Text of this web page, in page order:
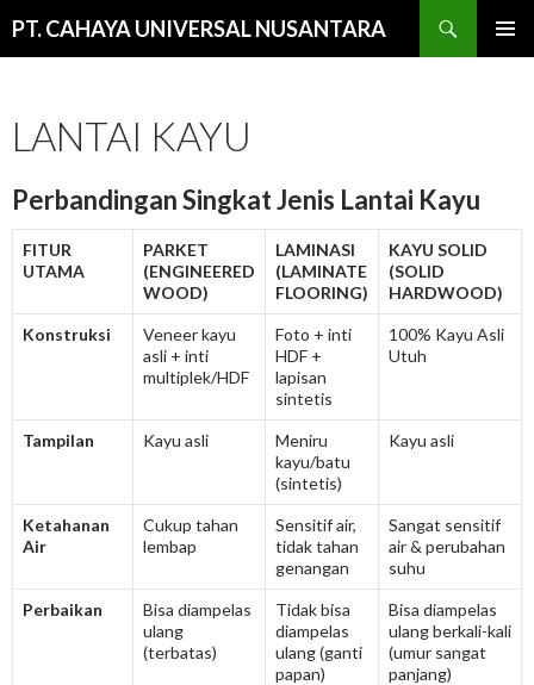
PT. CAHAYA UNIVERSAL NUSANTARA
LANTAI KAYU
Perbandingan Singkat Jenis Lantai Kayu
FITUR
UTAMA
PARKET
(ENGINEERED
WOOD)
LAMINASI
(LAMINATE
FLOORING)
KAYU SOLID
(SOLID
HARDWOOD)
Konstruksi
Veneer kayu
asli + inti
multiplek/HDF
Foto + inti
HDF +
lapisan
sintetis
100% Kayu Asli
Utuh
Tampilan Kayu asli
Meniru
kayu/batu
(sintetis)
Kayu asli
Ketahanan
Air
Cukup tahan
lembap
Sensitif air,
tidak tahan
genangan
Sangat sensitif
air & perubahan
suhu
Perbaikan
Bisa diampelas
ulang
(terbatas)
Tidak bisa
diampelas
ulang (ganti
papan)
Bisa diampelas
ulang berkali-kali
(umur sangat
panjang)